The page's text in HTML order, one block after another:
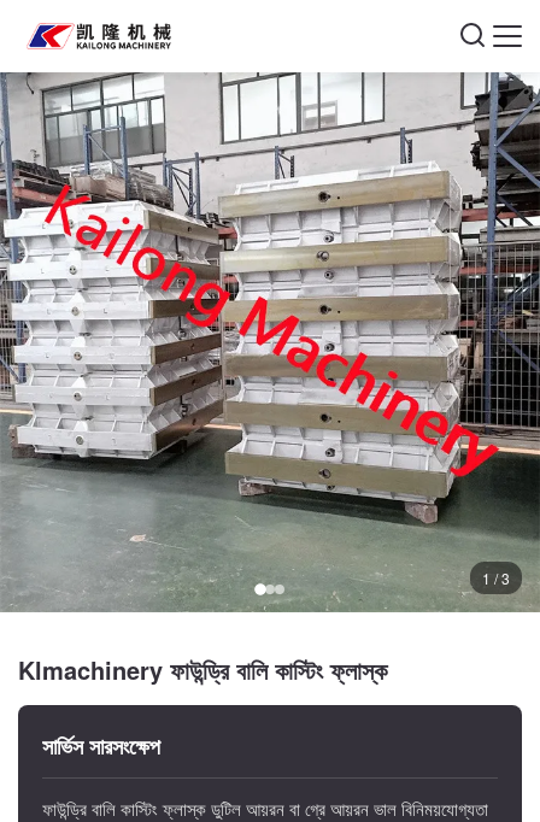
1 / 3
Klmachinery ফাউন্ড্রি বালি কাস্টিং ফ্লাস্ক
সার্ভিস সারসংক্ষেপ
ফাউন্ড্রি বালি কাস্টিং ফ্লাস্ক ডুটিল আয়রন বা গ্রে আয়রন ভাল বিনিময়যোগ্যতা